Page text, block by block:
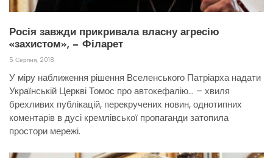
Росія завжди прикривала власну агресію
«захистом», — Філарет
5 Серпня, 2018
У міру наближення рішення Вселенського Патріарха надати
Українській Церкві Томос про автокефалію… – хвиля
брехливих публікацій, перекручених новин, однотипних
коментарів в дусі кремлівської пропаганди затопила
простори мережі.